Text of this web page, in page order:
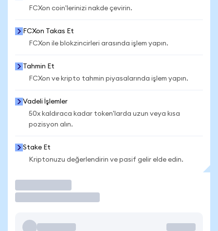
FCXon coin'lerinizi nakde çevirin.
FCXon Takas Et
FCXon ile blokzincirleri arasında işlem yapın.
Tahmin Et
FCXon ve kripto tahmin piyasalarında işlem yapın.
Vadeli İşlemler
50x kaldıraca kadar token'larda uzun veya kısa
pozisyon alın.
Stake Et
Kriptonuzu değerlendirin ve pasif gelir elde edin.